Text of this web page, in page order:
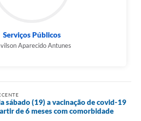
Serviços Públicos
Aparecido Antunes
sábado (19) a vacinação de covid-19
de 6 meses com comorbidade